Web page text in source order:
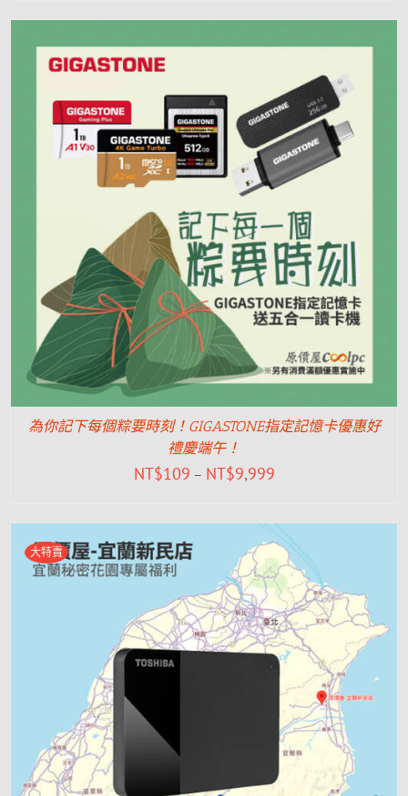
為你記下每個粽要時刻！GIGASTONE指定記憶卡優惠好
禮慶端午！
NT$109 – NT$9,999
大特賣